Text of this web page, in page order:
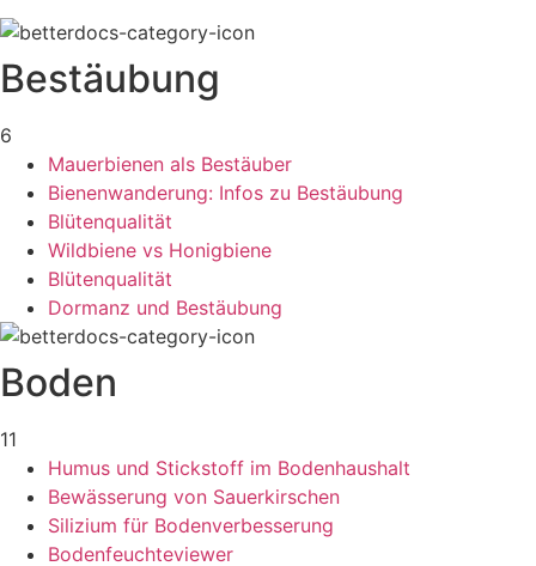
Bestäubung
6
Mauerbienen als Bestäuber
Bienenwanderung: Infos zu Bestäubung
Blütenqualität
Wildbiene vs Honigbiene
Blütenqualität
Dormanz und Bestäubung
Boden
11
Humus und Stickstoff im Bodenhaushalt
Bewässerung von Sauerkirschen
Silizium für Bodenverbesserung
Bodenfeuchteviewer